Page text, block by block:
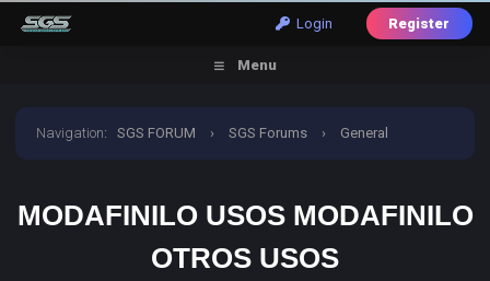
Login Register
Menu
Navigation:SGS FORUM › SGS Forums › General
MODAFINILO USOS MODAFINILO
OTROS USOS